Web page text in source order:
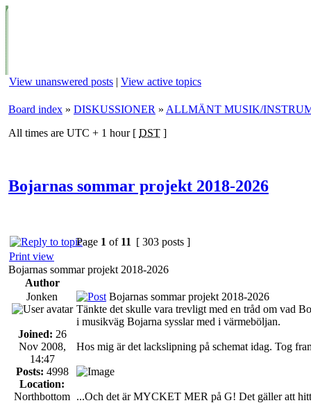
View unanswered posts | View active topics
Board index » DISKUSSIONER » ALLMÄNT MUSIK/
All times are UTC + 1 hour [ DST ]
Bojarnas sommar projekt 2018-2026
Page 1 of 11 [ 303 posts ]
Print view
Bojarnas sommar projekt 2018-2026
Author
Jonken
Joined: 26
Nov 2008,
14:47
Posts: 4998
Location:
Northbottom
Bojarnas sommar projekt 2018-2026
Tänkte det skulle vara trevligt med en tråd om vad
i musikväg Bojarna sysslar med i värmeböljan.
Hos mig är det lackslipning på schemat idag. Tog
...Och det är MYCKET MER på G! Det gäller att